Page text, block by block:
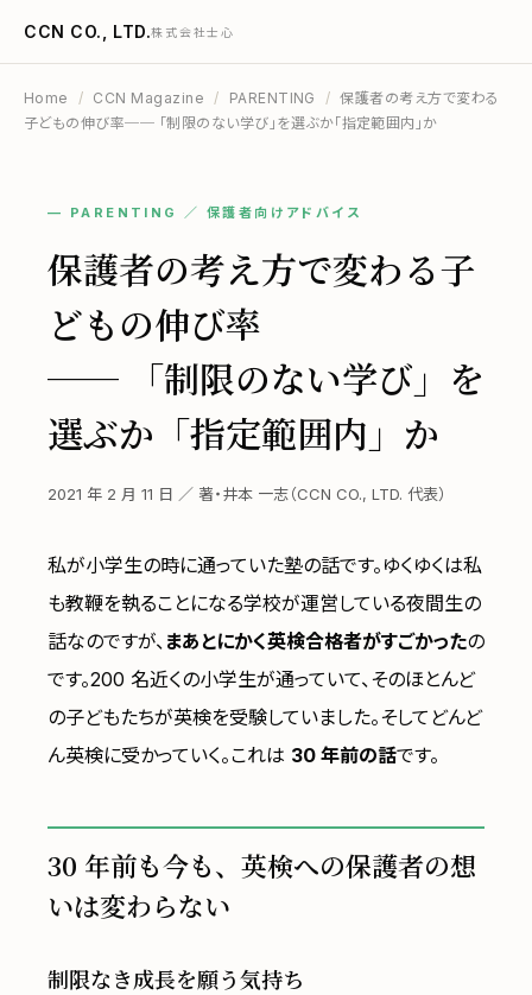
CCN CO., LTD.株式会社士心
Home / CCN Magazine / PARENTING / 保護者の考え方で変わる
子どもの伸び率── 「制限のない学び」を選ぶか「指定範囲内」か
— PARENTING ／ 保護者向けアドバイス
保護者の考え方で変わる子
どもの伸び率
── 「制限のない学び」を
選ぶか「指定範囲内」か
2021 年 2 月 11 日 ／ 著・井本 一志（CCN CO., LTD. 代表）
私が小学生の時に通っていた塾の話です。ゆくゆくは私
も教鞭を執ることになる学校が運営している夜間生の
話なのですが、 まあとにかく英検合格者がすごかったの
です。200 名近くの小学生が通っていて、そのほとんど
の子どもたちが英検を受験していました。そしてどんど
ん英検に受かっていく。これは 30 年前の話です。
30 年前も今も、英検への保護者の想
いは変わらない
制限なき成長を願う気持ち